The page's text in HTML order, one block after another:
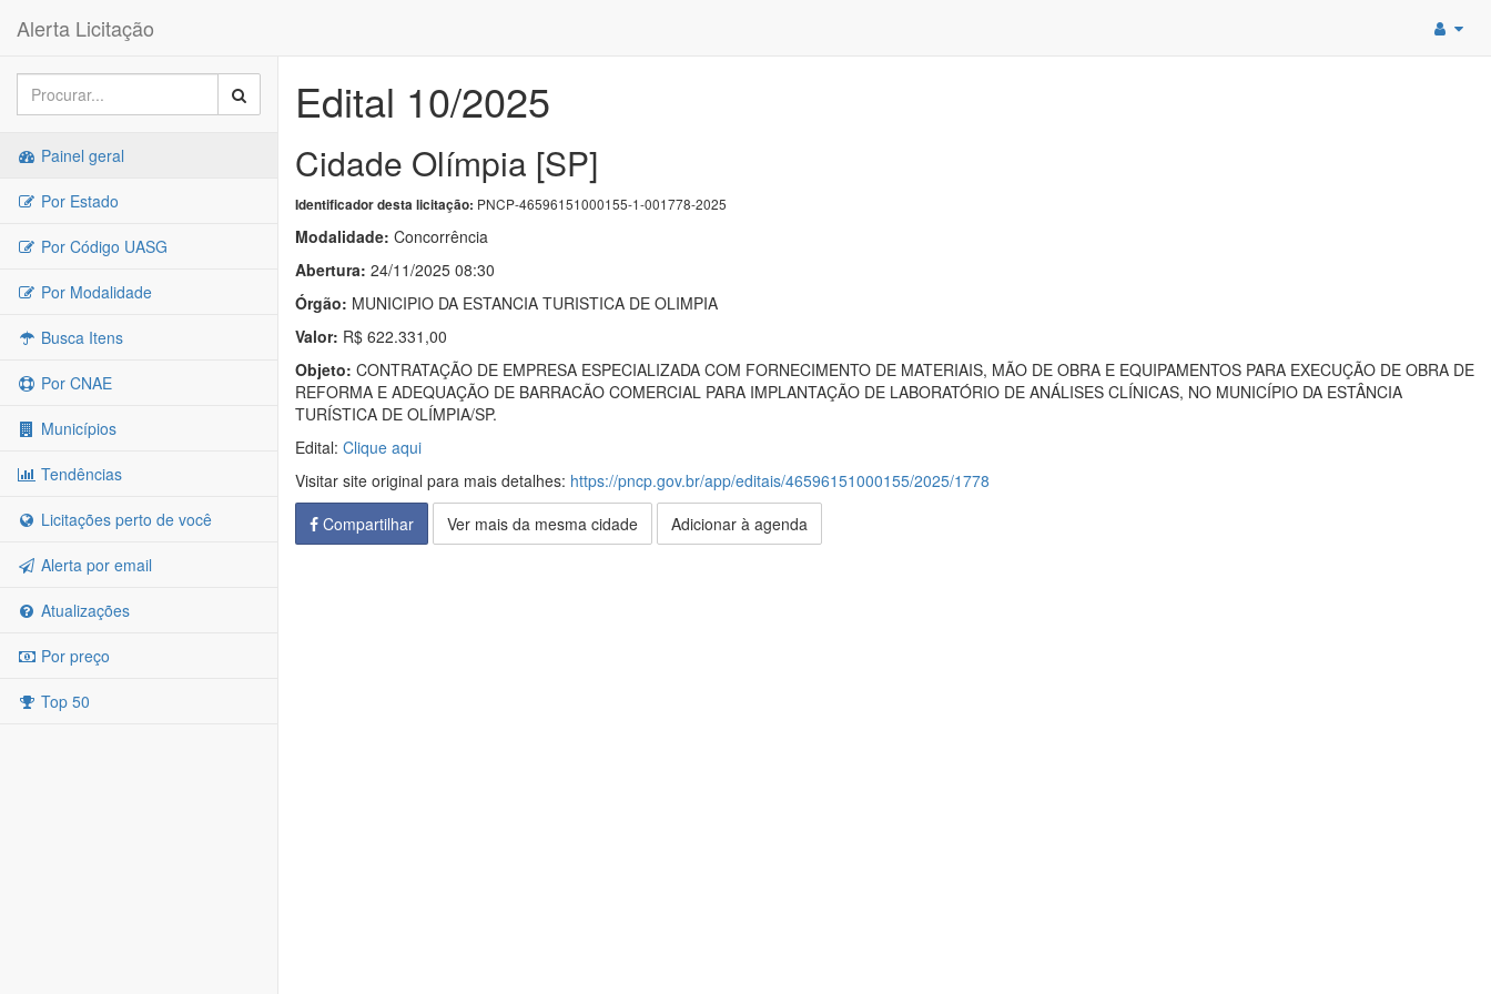
Alerta Licitação
Painel geral
Por Estado
Por Código UASG
Por Modalidade
Busca Itens
Por CNAE
Municípios
Tendências
Licitações perto de você
Alerta por email
Atualizações
Por preço
Top 50
Edital 10/2025
Cidade Olímpia [SP]
Identificador desta licitação: PNCP-46596151000155-1-001778-2025
Modalidade: Concorrência
Abertura: 24/11/2025 08:30
Órgão: MUNICIPIO DA ESTANCIA TURISTICA DE OLIMPIA
Valor: R$ 622.331,00
Objeto: CONTRATAÇÃO DE EMPRESA ESPECIALIZADA COM FORNECIMENTO DE MATERIAIS, MÃO DE OBRA E EQUIPAMENTOS PARA EXECUÇÃO DE OBRA DE
REFORMA E ADEQUAÇÃO DE BARRACÃO COMERCIAL PARA IMPLANTAÇÃO DE LABORATÓRIO DE ANÁLISES CLÍNICAS, NO MUNICÍPIO DA ESTÂNCIA
TURÍSTICA DE OLÍMPIA/SP.
Edital: Clique aqui
Visitar site original para mais detalhes: https://pncp.gov.br/app/editais/46596151000155/2025/1778
Compartilhar
Ver mais da mesma cidade Adicionar à agenda